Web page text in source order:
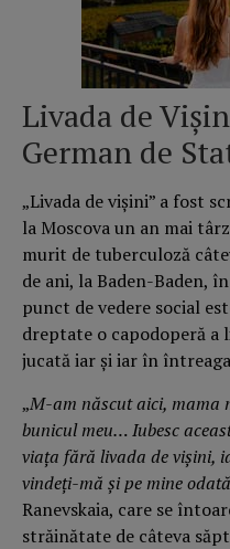
Livada de
German de
„Livada de vișini” a fost
la Moscova un an mai
murit de tuberculoză
de ani, la Baden-Baden,
punct de vedere social
dreptate o capodoperă
jucată iar și iar în
„M-am născut aici, mama
bunicul meu… Iubesc
viața fără livada de vișini,
vindeți-mă și pe mine
Ranevskaia, care se
străinătate de câteva